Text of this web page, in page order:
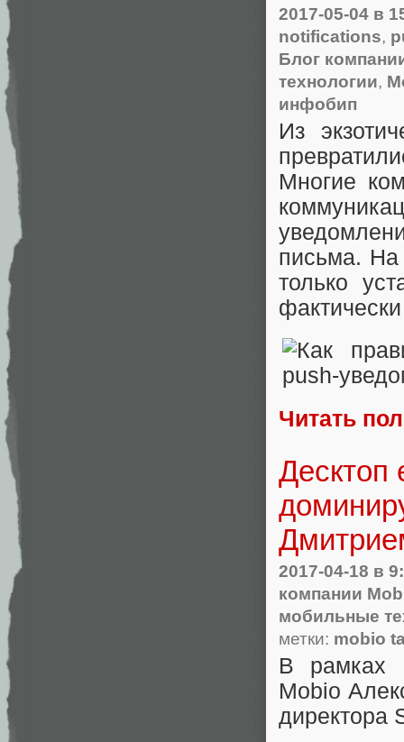
2017-05-04 в
notifications,
Блог
технологии,
инфобип
Из
Многие
письма. На
только
Читать
2017-04-18 в
компании
мобильные
метки: mobio
В рамках
Mobio
директора